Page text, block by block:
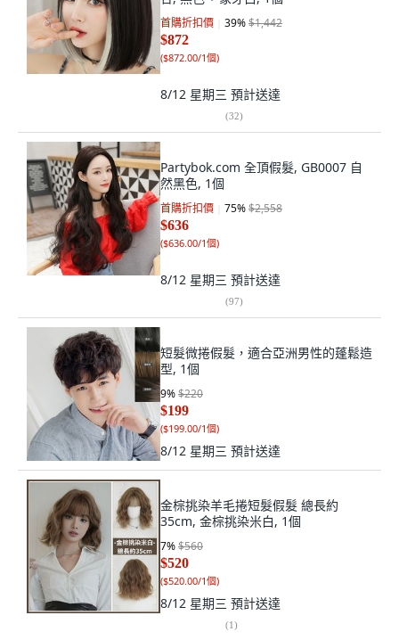
首購折扣價 39%$1,442
$872
($872.00/1個)
8/12 星期三 預計送達
(32)
Partybok.com 全頂假髮, GB0007 自
然黑色, 1個
首購折扣價 75%$2,558
$636
($636.00/1個)
8/12 星期三 預計送達
(97)
短髮微捲假髮，適合亞洲男性的蓬鬆造
型, 1個
9%$220
$199
($199.00/1個)
8/12 星期三 預計送達
金棕挑染羊毛捲短髮假髮 總長約
35cm, 金棕挑染米白, 1個
7%$560
$520
($520.00/1個)
8/12 星期三 預計送達
(1)